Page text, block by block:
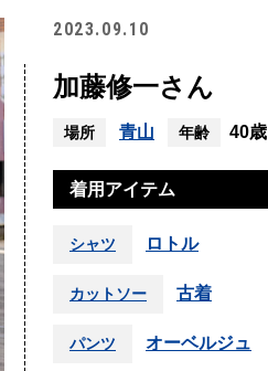
2023.09.10
加藤修一さん
場所 青山 年齢 40歳
着用アイテム
シャツ ロトル
カットソー 古着
パンツ オーベルジュ